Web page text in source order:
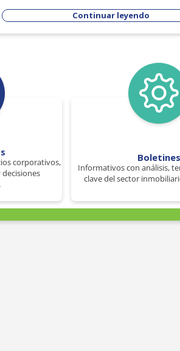
Continuar leyendo
corporativos,
Boletines
Informativos con análisis,
clave del sector